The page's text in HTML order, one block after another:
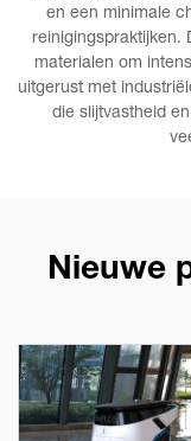
en een minimale
reinigingspraktijken.
materialen om
uitgerust met
die slijtvastheid
Nieuwe